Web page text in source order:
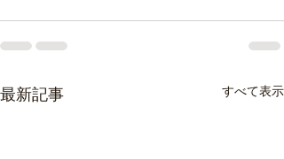
最新記事 すべて表示